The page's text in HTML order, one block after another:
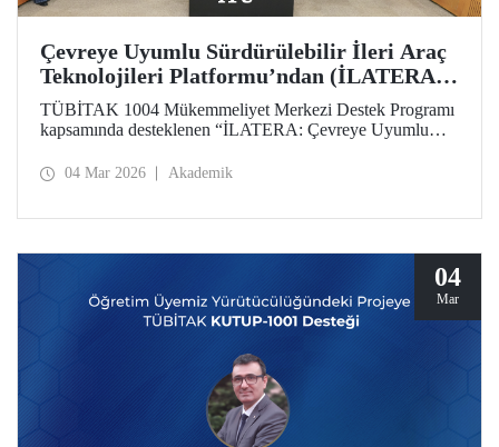
Çevreye Uyumlu Sürdürülebilir İleri Araç
Teknolojileri Platformu’ndan (İLATERA)
2’nci Danışma Kurulu Toplantıları
TÜBİTAK 1004 Mükemmeliyet Merkezi Destek Programı
kapsamında desteklenen “İLATERA: Çevreye Uyumlu
danışma kurulu toplantıları 25 Şubat 2026 tarihinde
04 Mar 2026 Akademik
04
Mar